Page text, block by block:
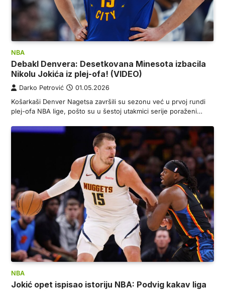
NBA
Debakl Denvera: Desetkovana Minesota izbacila
Nikolu Jokića iz plej-ofa! (VIDEO)
Darko Petrović 01.05.2026
Košarkaši Denver Nagetsa završili su sezonu već u prvoj rundi
plej-ofa NBA lige, pošto su u šestoj utakmici serije poraženi…
NBA
Jokić opet ispisao istoriju NBA: Podvig kakav liga